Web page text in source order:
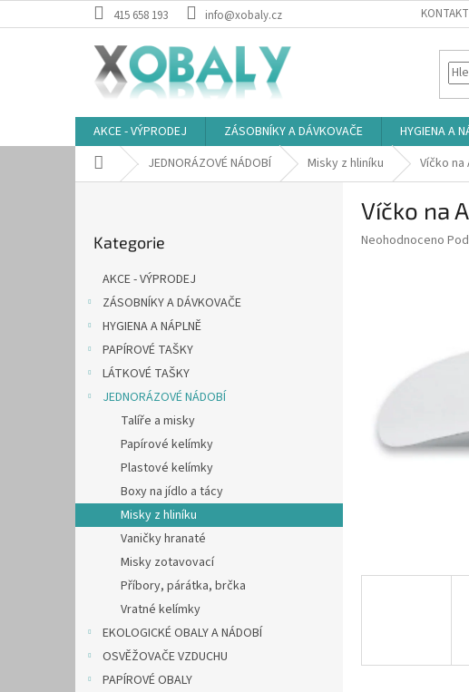
na
415 658 193 info@xobaly.cz
AKCE - VÝPRODEJ ZÁSOBNÍKY A DÁVKOVAČE HYGIENA A
Domů JEDNORÁZOVÉ NÁDOBÍ Misky z hliníku Víčko na
kategorie
Kategorie
AKCE - VÝPRODEJ
ZÁSOBNÍKY A DÁVKOVAČE
HYGIENA A NÁPLNĚ
PAPÍROVÉ TAŠKY
LÁTKOVÉ TAŠKY
JEDNORÁZOVÉ NÁDOBÍ
Talíře a misky
Papírové kelímky
Plastové kelímky
Boxy na jídlo a tácy
Misky z hliníku
Vaničky hranaté
Misky zotavovací
Příbory, párátka, brčka
Vratné kelímky
EKOLOGICKÉ OBALY A NÁDOBÍ
OSVĚŽOVAČE VZDUCHU
PAPÍROVÉ OBALY
Víčko na
Průměrné
Neohodnoceno